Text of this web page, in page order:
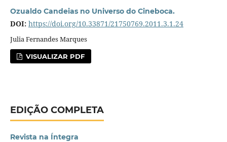
Ozualdo Candeias no Universo do Cineboca.
DOI: https://doi.org/10.33871/21750769.2011.3.1.24
Julia Fernandes Marques
VISUALIZAR PDF
EDIÇÃO COMPLETA
Revista na Íntegra